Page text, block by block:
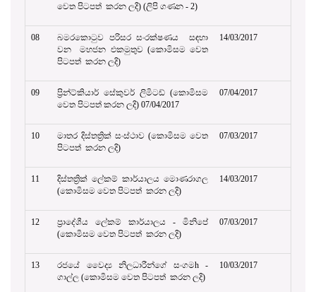
වෙත පිටපත් කරන ලදි) (ලිපි ගණන - 2)
08
බමරකොටුව පරිසර සංරක්ෂණය සඳහා
වන මහජන එකමුතුව (කොමිසම වෙත
පිටපත් කරන ලදි)
14/03/2017
09
ප්‍රින්ට්කියාර් සේකුවර් ලිමිටඩ් (කොමිසම
වෙත පිටපත් කරන ලදි) 07/04/2017
07/04/2017
10
මාතර දිස්තත්‍රික් සංස්ථාව (කොමිසම වෙත
පිටපත් කරන ලදි)
07/03/2017
11
දිස්තත්‍රික් ලේකම් කාර්යාලය මොණරාගල
(කොමිසම වෙත පිටපත් කරන ලදි)
14/03/2017
12
ප්‍රාදේශීය ලේකම් කාර්යාලය - මිනිපේ
(කොමිසම වෙත පිටපත් කරන ලදි)
07/03/2017
13
රජයේ වෛද්‍ය නිලධාරීන්ගේ සංගමh -
ගාල්ල (කොමිසම වෙත පිටපත් කරන ලදි)
10/03/2017